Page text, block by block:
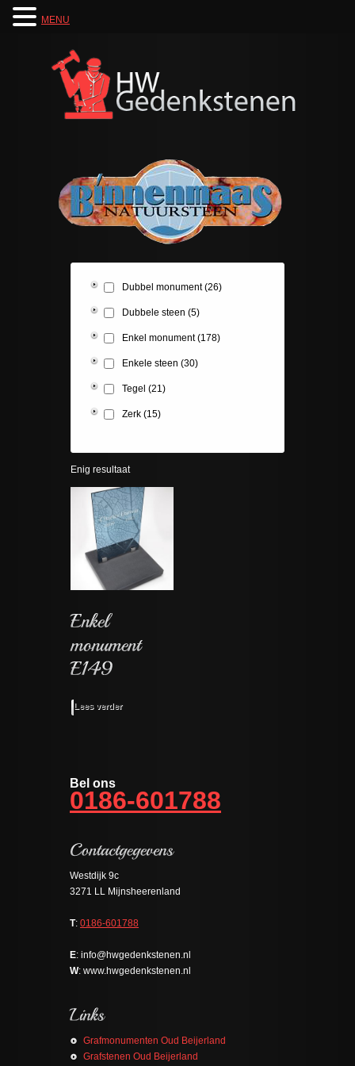
Dubbel monument (26)
Dubbele steen (5)
Enkel monument (178)
Enkele steen (30)
Tegel (21)
Zerk (15)
Enig resultaat
Lees verder
Bel ons
0186-601788
Westdijk 9c
3271 LL Mijnsheerenland
T: 0186-601788
E: info@hwgedenkstenen.nl
W: www.hwgedenkstenen.nl
Grafmonumenten Oud Beijerland
Grafstenen Oud Beijerland
MENU